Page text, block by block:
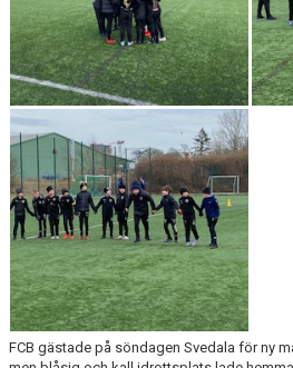
DOKUMENT
VÅRA LAG
MEDLEMSKAP
KLÄDBESTÄLLNING
SPONSORER
KLUBBMAGASIN
NATIONELLA SPELFORMER
FCB gästade på söndagen Svedala för ny